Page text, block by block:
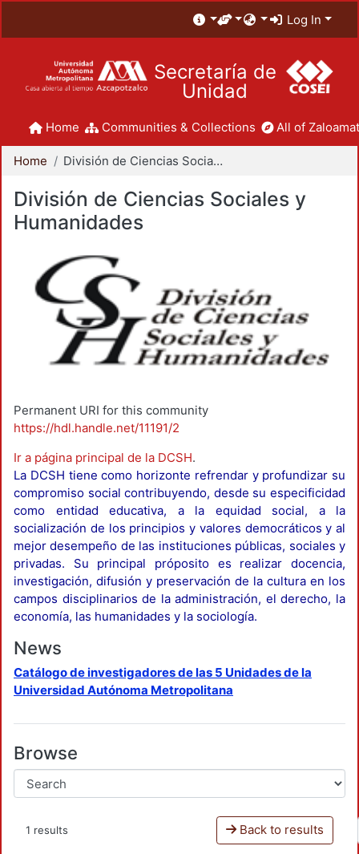
Log In
Secretaría de
Unidad
Home Communities & Collections All of
Home División de Ciencias Sociales y Humanidades
División de Ciencias Sociales y
Humanidades
Permanent URI for this community
https://hdl.handle.net/11191/2
Ir a página principal de la DCSH.
La DCSH tiene como horizonte refrendar y profundizar su
compromiso social contribuyendo, desde su especificidad
como entidad educativa, a la equidad social, a la
socialización de los principios y valores democráticos y al
mejor desempeño de las instituciones públicas, sociales y
privadas. Su principal próposito es realizar docencia,
investigación, difusión y preservación de la cultura en los
campos disciplinarios de la administración, el derecho, la
economía, las humanidades y la sociología.
News
Catálogo de investigadores de las 5 Unidades de la
Universidad Autónoma Metropolitana
Browse
1 results Back to results